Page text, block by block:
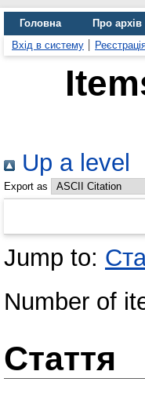
Головна Про архів
Вхід в систему
Up a level
Export as
Jump to:
Number of
Стаття